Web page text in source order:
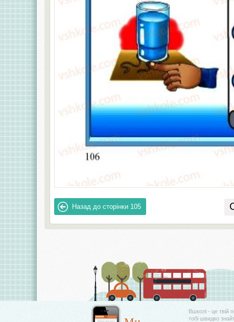
Назад до сторінки 105
Вшколі - це твій
тобі швидко